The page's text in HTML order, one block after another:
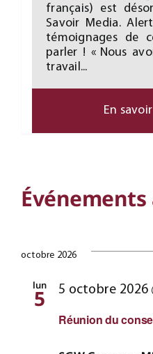
français) est
Savoir Media.
témoignages de
parler ! « Nous
travail...
En
octobre 2026
lun
5
Réunion du
5 octobre 2026